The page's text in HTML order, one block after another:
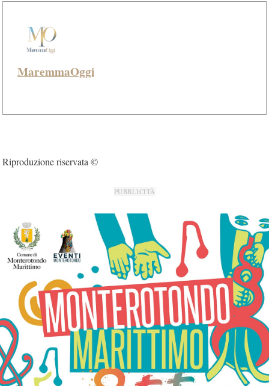
MaremmaOggi
Riproduzione riservata ©
PUBBLICITÀ